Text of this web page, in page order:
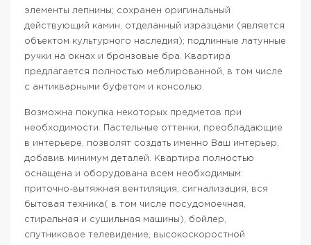
элементы лепнины; сохранен оригинальный
действующий камин, отделанный изразцами (является
объектом культурного наследия); подлинные латунные
ручки на окнах и бронзовые бра. Квартира
предлагается полностью меблированной, в том числе
с антикварными буфетом и консолью.
Возможна покупка некоторых предметов при
необходимости. Пастельные оттенки, преобладающие
в интерьере, позволят создать именно Ваш интерьер,
добавив минимум деталей. Квартира полностью
оснащена и оборудована всем необходимым:
приточно-вытяжная вентиляция, сигнализация, вся
бытовая техника( в том числе посудомоечная,
стиральная и сушильная машины), бойлер,
спутниковое телевидение, высокоскоростной